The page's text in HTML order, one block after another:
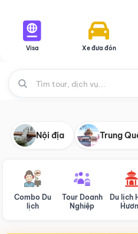
Visa Xe đưa đón
Nội địa Trung
Combo Du
lịch
Tour Doanh
Nghiệp
Du lịch